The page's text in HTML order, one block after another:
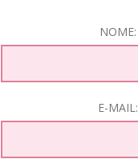
NOME:
E-MAIL: